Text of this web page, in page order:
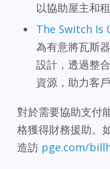
以協助屋主和
The Switch Is
為有意將瓦斯
設計，透過整
資源，助力客
對於需要協助支付
格獲得財務援助。
造訪 pge.com/